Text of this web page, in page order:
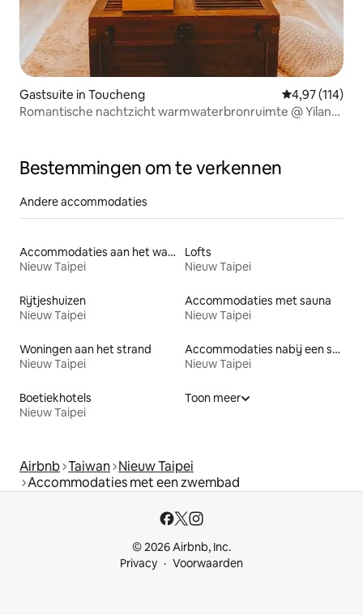
Gastsuite in Toucheng Gemiddelde
4,97 (114)
Romantische nachtzicht warmwaterbronruimte @ Yilan
pool op de bovenste verdieping)
Bestemmingen om te verkennen
Andere accommodaties
Accommodaties aan het water
Nieuw Taipei
Lofts
Nieuw Taipei
Rijtjeshuizen
Nieuw Taipei
Accommodaties met sauna
Nieuw Taipei
Woningen aan het strand
Nieuw Taipei
Accommodaties nabij een strand
Nieuw Taipei
Boetiekhotels
Nieuw Taipei
Toon meer
Airbnb Taiwan Nieuw Taipei
Accommodaties met een zwembad
© 2026 Airbnb, Inc.
Privacy
Voorwaarden